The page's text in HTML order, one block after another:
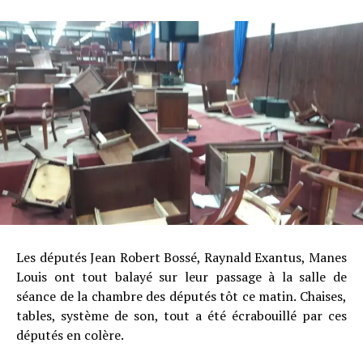
Les députés Jean Robert Bossé, Raynald Exantus, Manes
Louis ont tout balayé sur leur passage à la salle de
séance de la chambre des députés tôt ce matin. Chaises,
tables, système de son, tout a été écrabouillé par ces
députés en colère.